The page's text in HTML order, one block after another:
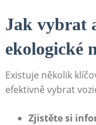
Jak vybrat
ekologické⁣
Existuje několik
efektivně⁢ vybrat⁤
Zjistěte si